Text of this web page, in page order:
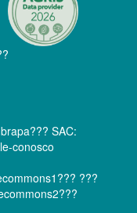
SAC:
conosco
???